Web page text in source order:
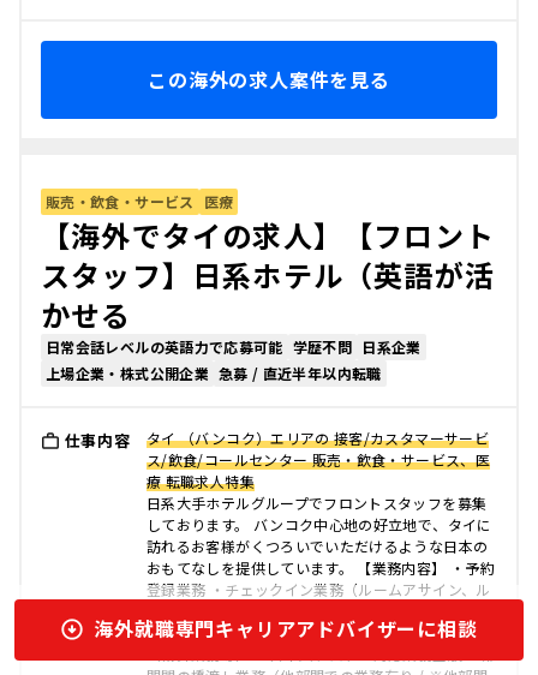
この海外の求人案件を見る
販売・飲食・サービス 医療
【海外でタイの求人】【フロント
スタッフ】日系ホテル（英語が活
かせる
日常会話レベルの英語力で応募可能 学歴不問 日系企業
上場企業・株式公開企業 急募 / 直近半年以内転職
仕事内容
タイ （バンコク）エリアの 接客/カスタマーサービ
ス/飲食/コールセンター 販売・飲食・サービス、医
療 転職求人特集
日系大手ホテルグループでフロントスタッフを募集
しております。 バンコク中心地の好立地で、タイに
訪れるお客様がくつろいでいただけるような日本の
おもてなしを提供しています。 【業務内容】 ・予約
登録業務 ・チェックイン業務（ルームアサイン、ル
内、施設等の営業時間案内 ・チェックアウト業務
海外就職専門キャリアアドバイザーに相談